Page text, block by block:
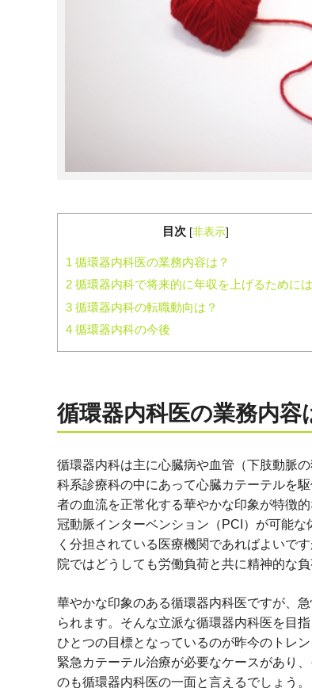
目次 [非表示]
1 循環器内科医の業務内容は？
2 循環器内科で将来的に年収を上げるためには
3 循環器内科の転職動向は？
4 循環器内科の今後
循環器内科医の業務内容
循環器内科は主に心臓病や血管（下肢動脈
科系診療科の中にあって心臓カテーテルを
者の血流を正常化する華やかな印象が特徴
冠動脈インターベンション（PCI）が可能
く分担されている医療機関であればよいで
院ではどうしても労働負荷と共に精神的な
華やかな印象のある循環器内科医ですが、
られます。そんな立派な循環器内科医を目
ひとつの目標となっているのが昨今のトレ
緊急カテーテル治療が必要なケースがあり
のも循環器内科医の一面と言えるでしょう。